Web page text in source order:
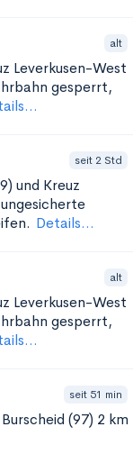
alt
Leverkusen-West
gesperrt,
seit 2 Std
und Kreuz
Details...
alt
Leverkusen-West
gesperrt,
seit 51 min
(97) 2 km